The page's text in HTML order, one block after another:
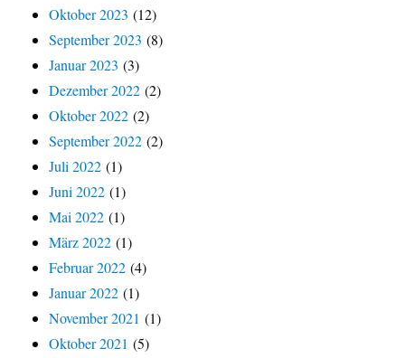
Oktober 2023 (12)
September 2023 (8)
Januar 2023 (3)
Dezember 2022 (2)
Oktober 2022 (2)
September 2022 (2)
Juli 2022 (1)
Juni 2022 (1)
Mai 2022 (1)
März 2022 (1)
Februar 2022 (4)
Januar 2022 (1)
November 2021 (1)
Oktober 2021 (5)